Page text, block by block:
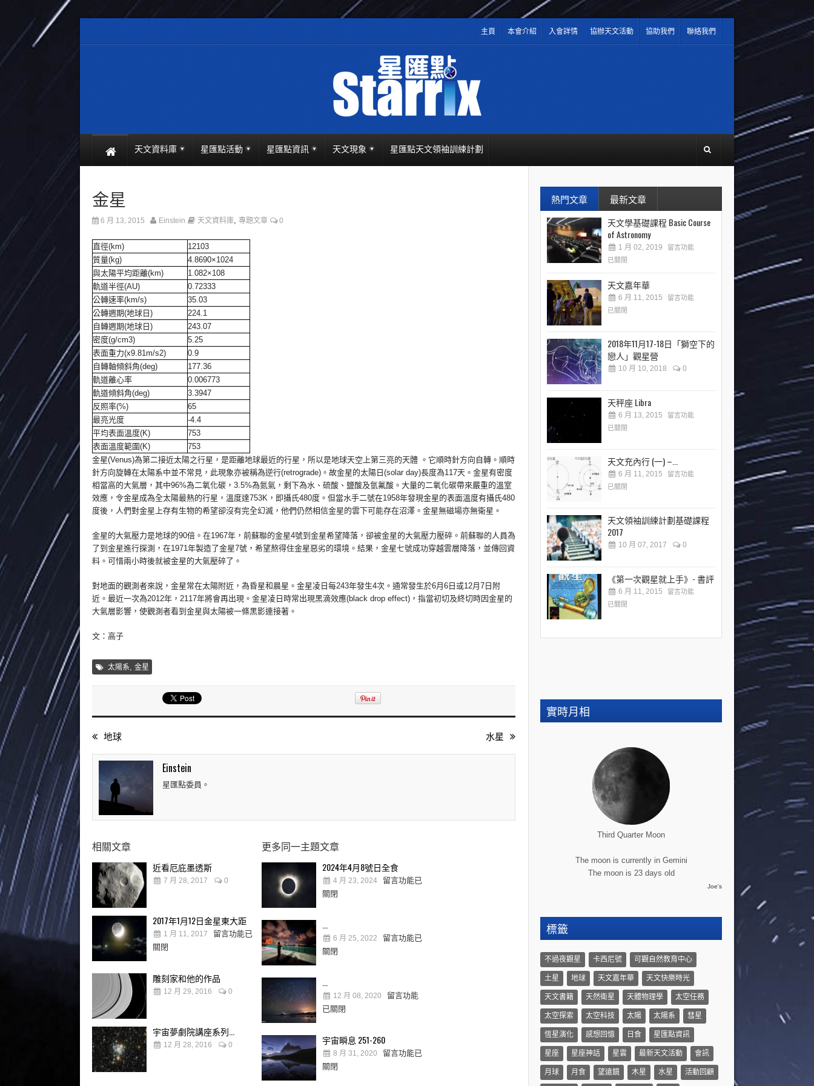
主頁 本會介紹 入會詳情 協辦天文活動 協助我們 聯絡我們
天文資料庫 星匯點活動 星匯點資訊 天文現象 星匯點天文領袖訓練計劃
金星
6 月 13, 2015 Einstein 天文資料庫, 專題文章 0
直徑(km)
12103
質量(kg)
4.8690×1024
與太陽平均距離(km)
1.082×108
軌道半徑(AU)
0.72333
公轉速率(km/s)
35.03
公轉週期(地球日)
224.1
自轉週期(地球日)
243.07
密度(g/cm3)
5.25
表面重力(x9.81m/s2)
0.9
自轉軸傾斜角(deg)
177.36
軌道離心率
0.006773
軌道傾斜角(deg)
3.3947
反照率(%)
65
最亮光度
-4.4
平均表面溫度(K)
753
表面溫度範圍(K)
753
金星(Venus)為第二接近太陽之行星，是距離地球最近的行星，所以是地球天空上第三亮的天體 。它順時針方向自轉。順時
針方向旋轉在太陽系中並不常見，此現象亦被稱為逆行(retrograde)。故金星的太陽日(solar day)長度為117天。金星有密度
相當高的大氣層，其中96%為二氧化碳，3.5%為氮氣，剩下為水、硫酸、鹽酸及氫氟酸。大量的二氧化碳帶來嚴重的溫室
效應，令金星成為全太陽最熱的行星，溫度達753K，即攝氏480度。但當水手二號在1958年發現金星的表面溫度有攝氏480
度後，人們對金星上存有生物的希望卻沒有完全幻滅，他們仍然相信金星的雲下可能存在沼澤。金星無磁場亦無衛星。
金星的大氣壓力是地球的90倍。在1967年，前蘇聯的金星4號到金星希望降落，卻被金星的大氣壓力壓碎。前蘇聯的人員為
了到金星進行探測，在1971年製造了金星7號，希望熬得住金星惡劣的環境。結果，金星七號成功穿越雲層降落，並傳回資
料。可惜兩小時後就被金星的大氣壓碎了。
對地面的觀測者來說，金星常在太陽附近，為昏星和晨星。金星凌日每243年發生4次。通常發生於6月6日或12月7日附
近。最近一次為2012年，2117年將會再出現。金星凌日時常出現黑滴效應(black drop effect)，指當初切及終切時因金星的
大氣層影響，使觀測者看到金星與太陽被一條黑影連接著。
文：高子
太陽系, 金星
地球 水星
Einstein
星匯點委員。
相關文章
近看厄庇墨透斯
7 月 28, 2017 0
2017年1月12日金星東大距
1 月 11, 2017
留言功能已
關閉
雕刻家和他的作品
12 月 29, 2016 0
宇宙夢劇院講座系列...
12 月 28, 2016 0
更多同一主題文章
2024年4月8號日全食
4 月 23, 2024
留言功能已
關閉
6 月 25, 2022
留言功能已
關閉
12 月 08, 2020
留言功能
已關閉
宇宙瞬息 251-260
8 月 31, 2020
留言功能已
關閉
熱門文章 最新文章
天文學基礎課程 Basic Course
of Astronomy
1 月 02, 2019
留言功能
已關閉
天文嘉年華
6 月 11, 2015
留言功能
已關閉
2018年11月17-18日「獅空下的
戀人」觀星營
10 月 10, 2018 0
天秤座 Libra
6 月 13, 2015
留言功能
已關閉
天文充內行 (一) –...
6 月 11, 2015
留言功能
已關閉
天文領袖訓練計劃基礎課程
2017
10 月 07, 2017 0
《第一次觀星就上手》- 書評
6 月 11, 2015
留言功能
已關閉
實時月相
Third Quarter Moon
The moon is currently in Gemini
The moon is 23 days old
Joe's
標籤
不過夜觀星 卡西尼號 可觀自然教育中心
土星 地球 天文嘉年華 天文快樂時光
天文書籍 天然衛星 天體物理學 太空任務
太空探索 太空科技 太陽 太陽系 彗星
恆星演化 感想回憶 日食 星匯點資訊
星座 星座神話 星雲 最新天文活動 會訊
月球 月食 望遠鏡 木星 水星 活動回顧